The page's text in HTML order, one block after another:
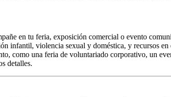
en tu feria, exposición comercial o evento
infantil, violencia sexual y doméstica, y recursos
como una feria de voluntariado corporativo, un
detalles.